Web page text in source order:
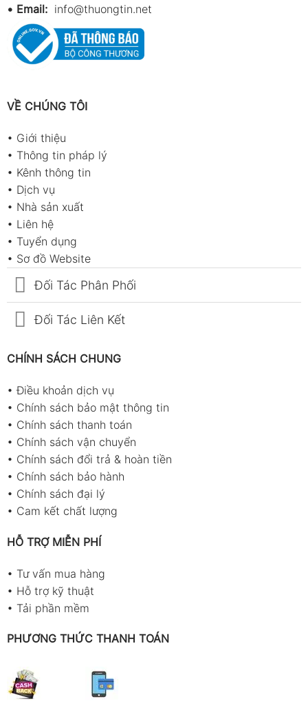
• Email: info@thuongtin.net
VỀ CHÚNG TÔI
• Giới thiệu
• Thông tin pháp lý
• Kênh thông tin
• Dịch vụ
• Nhà sản xuất
• Liên hệ
• Tuyển dụng
• Sơ đồ Website
Đối Tác Phân Phối
Đối Tác Liên Kết
CHÍNH SÁCH CHUNG
•Điều khoản dịch vụ
• Chính sách bảo mật thông tin
• Chính sách thanh toán
• Chính sách vận chuyển
• Chính sách đổi trả & hoàn tiền
• Chính sách bảo hành
• Chính sách đại lý
• Cam kết chất lượng
HỖ TRỢ MIỄN PHÍ
• Tư vấn mua hàng
• Hỗ trợ kỹ thuật
• Tải phần mềm
PHƯƠNG THỨC THANH TOÁN